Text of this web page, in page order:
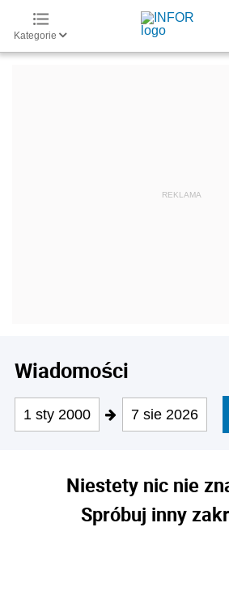
Kategorie
Wiadomości
1 sty 2000 7 sie 2026
Niestety nic nie
Spróbuj inny